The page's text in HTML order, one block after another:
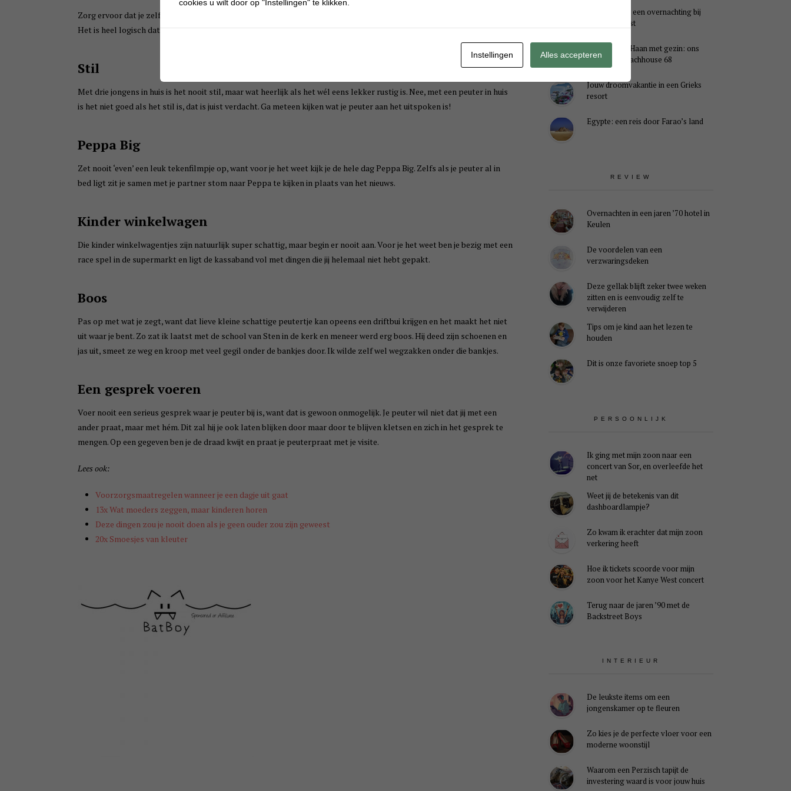
Zorg ervoor dat je zelf géén banaan in je oor hebt en als je peuter je iets vraagt moet je meteen begrijpen wat hij zegt.
Het is heel logisch dat als hij vraagt om ‘kolomel’ dat je peuter chocolademelk wil hebben.
Stil
Met drie jongens in huis is het nooit stil, maar wat heerlijk als het wél eens lekker rustig is. Nee, met een peuter in huis
is het niet goed als het stil is, dat is juist verdacht. Ga meteen kijken wat je peuter aan het uitspoken is!
Peppa Big
Zet nooit ‘even’ een leuk tekenfilmpje op, want voor je het weet kijk je de hele dag Peppa Big. Zelfs als je peuter al in
bed ligt zit je samen met je partner stom naar Peppa te kijken in plaats van het nieuws.
Kinder winkelwagen
Die kinder winkelwagentjes zijn natuurlijk super schattig, maar begin er nooit aan. Voor je het weet ben je bezig met een
race spel in de supermarkt en ligt de kassaband vol met dingen die jij helemaal niet hebt gepakt.
Boos
Pas op met wat je zegt, want dat lieve kleine schattige peutertje kan opeens een driftbui krijgen en het maakt het niet
uit waar je bent. Zo zat ik laatst met de school van Sten in de kerk en meneer werd erg boos. Hij deed zijn schoenen en
jas uit, smeet ze weg en kroop met veel gegil onder de bankjes door. Ik wilde zelf wel wegzakken onder die bankjes.
Een gesprek voeren
Voer nooit een serieus gesprek waar je peuter bij is, want dat is gewoon onmogelijk. Je peuter wil niet dat jij met een
ander praat, maar met hém. Dit zal hij je ook laten blijken door maar door te blijven kletsen en zich in het gesprek te
mengen. Op een gegeven ben je de draad kwijt en praat je peuterpraat met je visite.
Lees ook:
Voorzorgsmaatregelen wanneer je een dagje uit gaat
13x Wat moeders zeggen, maar kinderen horen
Deze dingen zou je nooit doen als je geen ouder zou zijn geweest
20x Smoesjes van kleuter
Genieten van een overnachting bij
B&B Landlust
Midweek De Haan met gezin: ons
verblijf in Beachhouse 68
Jouw droomvakantie in een Grieks
resort
Egypte: een reis door Farao’s land
REVIEW
Overnachten in een jaren ’70 hotel in
Keulen
De voordelen van een
verzwaringsdeken
Deze gellak blijft zeker twee weken
zitten en is eenvoudig zelf te
verwijderen
Tips om je kind aan het lezen te
houden
Dit is onze favoriete snoep top 5
PERSOONLIJK
Ik ging met mijn zoon naar een
concert van Sor, en overleefde het
net
Weet jij de betekenis van dit
dashboardlampje?
Zo kwam ik erachter dat mijn zoon
verkering heeft
Hoe ik tickets scoorde voor mijn
zoon voor het Kanye West concert
Terug naar de jaren ’90 met de
Backstreet Boys
INTERIEUR
De leukste items om een
jongenskamer op te fleuren
Zo kies je de perfecte vloer voor een
moderne woonstijl
Waarom een Perzisch tapijt de
investering waard is voor jouw huis
cookies u wilt door op "Instellingen" te klikken.
Instellingen Alles accepteren